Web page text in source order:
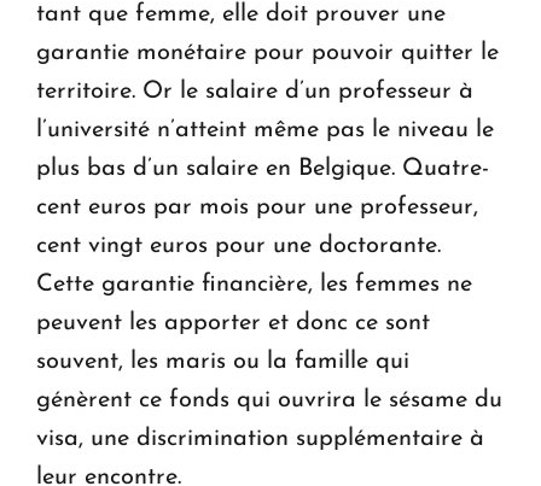
tant que femme, elle doit prouver une
garantie monétaire pour pouvoir quitter le
territoire. Or le salaire d’un professeur à
l’université n’atteint même pas le niveau le
plus bas d’un salaire en Belgique. Quatre-
cent euros par mois pour une professeur,
cent vingt euros pour une doctorante.
Cette garantie financière, les femmes ne
peuvent les apporter et donc ce sont
souvent, les maris ou la famille qui
génèrent ce fonds qui ouvrira le sésame du
visa, une discrimination supplémentaire à
leur encontre.